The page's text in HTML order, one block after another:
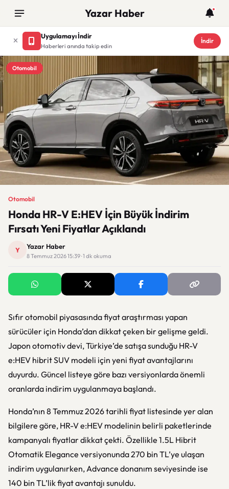
Yazar Haber
Uygulamayı İndir
Haberleri anında takip edin
İndir
Otomobil
Otomobil
Honda HR-V E:HEV İçin Büyük İndirim
Fırsatı Yeni Fiyatlar Açıklandı
Y Yazar Haber
8 Temmuz 2026 15:39 · 1 dk okuma
Sıfır otomobil piyasasında fiyat araştırması yapan
sürücüler için Honda’dan dikkat çeken bir gelişme geldi.
Japon otomotiv devi, Türkiye’de satışa sunduğu HR-V
e:HEV hibrit SUV modeli için yeni fiyat avantajlarını
duyurdu. Güncel listeye göre bazı versiyonlarda önemli
oranlarda indirim uygulanmaya başlandı.
Honda’nın 8 Temmuz 2026 tarihli fiyat listesinde yer alan
bilgilere göre, HR-V e:HEV modelinin belirli paketlerinde
kampanyalı fiyatlar dikkat çekti. Özellikle 1.5L Hibrit
Otomatik Elegance versiyonunda 270 bin TL’ye ulaşan
indirim uygulanırken, Advance donanım seviyesinde ise
140 bin TL’lik fiyat avantajı sunuldu.